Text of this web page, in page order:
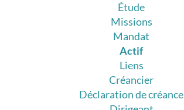
Étude
Missions
Mandat
Actif
Liens
Créancier
Déclaration de créance